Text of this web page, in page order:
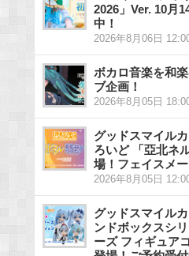
2026」Ver. 10月
中！
2026年8月06日
ボカロ音楽を和
ブ企画！
2026年8月05日
グッドスマイル
ろいど 「亞北ネ
場！フェイスメ
2026年8月05日
グッドスマイル
ンドボックスシ
ーズ フィギュア